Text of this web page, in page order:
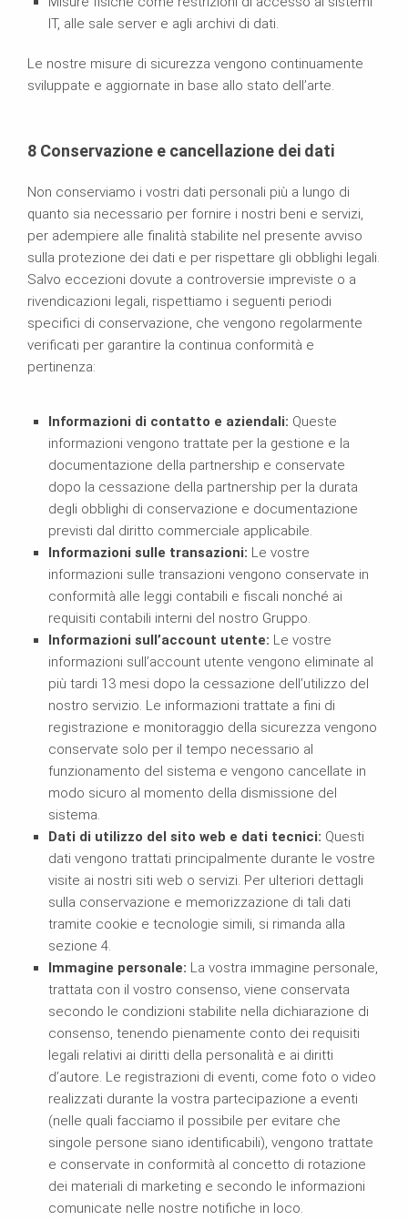
IT, alle sale server e agli archivi di dati.
Le nostre misure di sicurezza vengono continuamente
sviluppate e aggiornate in base allo stato dell’arte.
8 Conservazione e cancellazione dei dati
Non conserviamo i vostri dati personali più a lungo di
quanto sia necessario per fornire i nostri beni e servizi,
per adempiere alle finalità stabilite nel presente avviso
sulla protezione dei dati e per rispettare gli obblighi legali.
Salvo eccezioni dovute a controversie impreviste o a
rivendicazioni legali, rispettiamo i seguenti periodi
specifici di conservazione, che vengono regolarmente
verificati per garantire la continua conformità e
pertinenza:
Informazioni di contatto e aziendali: Queste
informazioni vengono trattate per la gestione e la
documentazione della partnership e conservate
dopo la cessazione della partnership per la durata
degli obblighi di conservazione e documentazione
previsti dal diritto commerciale applicabile.
Informazioni sulle transazioni: Le vostre
informazioni sulle transazioni vengono conservate in
conformità alle leggi contabili e fiscali nonché ai
requisiti contabili interni del nostro Gruppo.
Informazioni sull’account utente: Le vostre
informazioni sull’account utente vengono eliminate al
più tardi 13 mesi dopo la cessazione dell’utilizzo del
nostro servizio. Le informazioni trattate a fini di
registrazione e monitoraggio della sicurezza vengono
conservate solo per il tempo necessario al
funzionamento del sistema e vengono cancellate in
modo sicuro al momento della dismissione del
sistema.
Dati di utilizzo del sito web e dati tecnici: Questi
dati vengono trattati principalmente durante le vostre
visite ai nostri siti web o servizi. Per ulteriori dettagli
sulla conservazione e memorizzazione di tali dati
tramite cookie e tecnologie simili, si rimanda alla
sezione 4.
Immagine personale: La vostra immagine personale,
trattata con il vostro consenso, viene conservata
secondo le condizioni stabilite nella dichiarazione di
consenso, tenendo pienamente conto dei requisiti
legali relativi ai diritti della personalità e ai diritti
d’autore. Le registrazioni di eventi, come foto o video
realizzati durante la vostra partecipazione a eventi
(nelle quali facciamo il possibile per evitare che
singole persone siano identificabili), vengono trattate
e conservate in conformità al concetto di rotazione
dei materiali di marketing e secondo le informazioni
comunicate nelle nostre notifiche in loco.